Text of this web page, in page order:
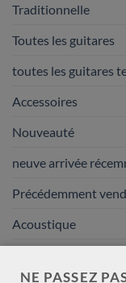
Traditionnelle
Toutes les guitares
toutes les guitares
Accessoires
Nouveauté
neuve arrivée
Précédemment
Acoustique
NE PASSEZ